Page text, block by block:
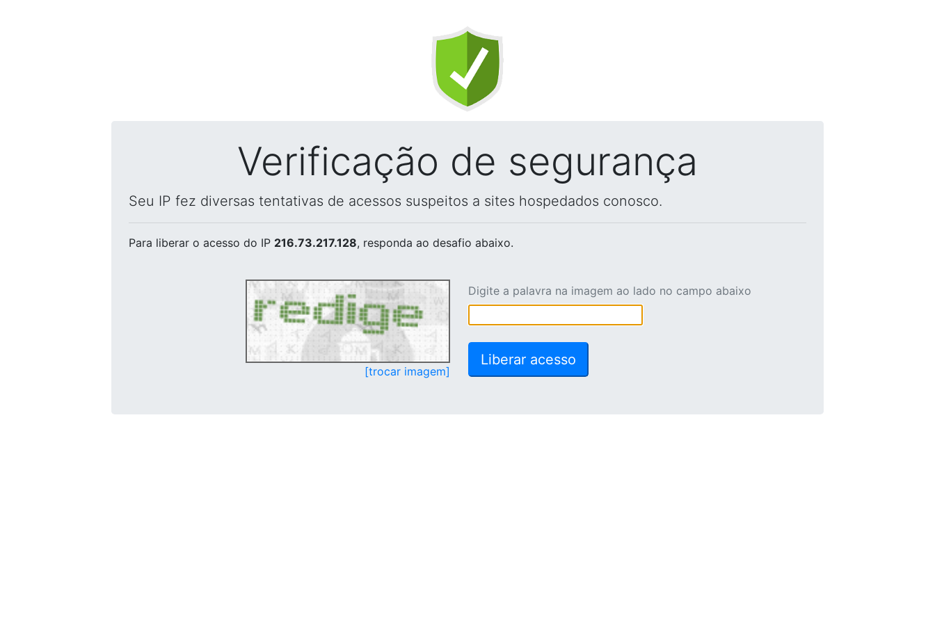
Verificação de segurança
Seu IP fez diversas tentativas de acessos suspeitos a sites hospedados conosco.
Para liberar o acesso do IP 216.73.217.128, responda ao desafio abaixo.
[trocar imagem]
Digite a palavra na imagem ao lado no campo abaixo